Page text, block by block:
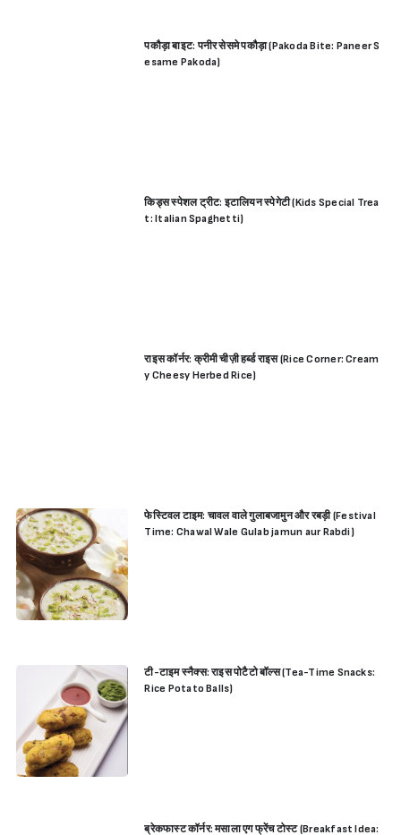
पकौड़ा बाइट: पनीर सेसमे पकौड़ा (Pakoda Bite: Paneer S
esame Pakoda)
किड्स स्पेशल ट्रीट: इटालियन स्पेगेटी (Kids Special Trea
t: Italian Spaghetti)
राइस कॉर्नर: क्रीमी चीज़ी हर्ब्ड राइस (Rice Corner: Cream
y Cheesy Herbed Rice)
फेस्टिवल टाइम: चावल वाले गुलाबजामुन और रबड़ी (Festival
Time: Chawal Wale Gulab jamun aur Rabdi)
टी-टाइम स्नैक्स: राइस पोटैटो बॉल्स (Tea-Time Snacks:
Rice Potato Balls)
ब्रेकफास्ट कॉर्नर: मसाला एग फ्रेंच टोस्ट (Breakfast Idea: